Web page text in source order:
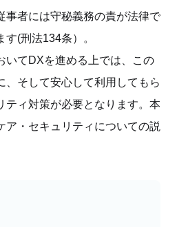
事者には守秘義務の責が法律で
(刑法134条）。
いてDXを進める上では、この
、そして安心して利用してもら
ティ対策が必要となります。本
ア・セキュリティについての説